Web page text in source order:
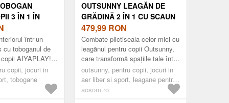
3 ÎN 1 ÎN
CU COȘ
CĂȚĂRARE ȘI
51, 5 X 52 CM,
ROMANIA
într-un
cu toboganul de
AIYAPLAY!
tobogan, coș
copii, jocuri in
tobogane
OUTSUNNY LEAGĂN DE
GRĂDINĂ 2 ÎN 1 CU SCAUN
ȘI CENTURĂ DE
SIGURANȚĂ, COPII 6 LUNI -
8 ANI, 180X160X182 CM,
MULTICOLOR | AOSOM
ROMANIA
479,99 RON
Combate plictiseala celor mici cu
leagănul pentru copii Outsunny,
care transformă spațiile tale într-
un parc de distracții. Potrivit
pentru cei mic...
outsunny, pentru copii, jocuri in
aer liber si sport, leagane pentru
copii
aosom.ro